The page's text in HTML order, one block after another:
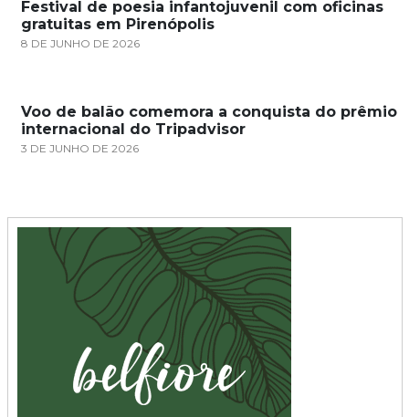
Festival de poesia infantojuvenil com oficinas
gratuitas em Pirenópolis
8 DE JUNHO DE 2026
Voo de balão comemora a conquista do prêmio
internacional do Tripadvisor
3 DE JUNHO DE 2026